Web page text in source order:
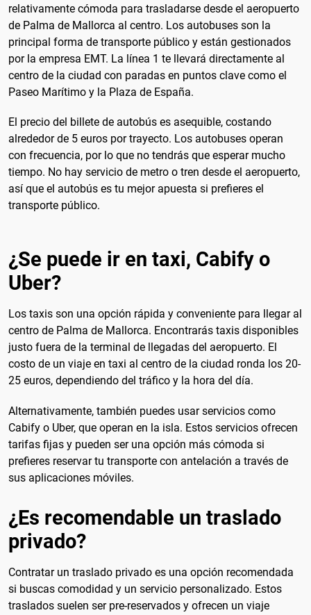
relativamente cómoda para trasladarse desde el aeropuerto
de Palma de Mallorca al centro. Los autobuses son la
principal forma de transporte público y están gestionados
por la empresa EMT. La línea 1 te llevará directamente al
centro de la ciudad con paradas en puntos clave como el
Paseo Marítimo y la Plaza de España.
El precio del billete de autobús es asequible, costando
alrededor de 5 euros por trayecto. Los autobuses operan
con frecuencia, por lo que no tendrás que esperar mucho
tiempo. No hay servicio de metro o tren desde el aeropuerto,
así que el autobús es tu mejor apuesta si prefieres el
transporte público.
¿Se puede ir en taxi, Cabify o
Uber?
Los taxis son una opción rápida y conveniente para llegar al
centro de Palma de Mallorca. Encontrarás taxis disponibles
justo fuera de la terminal de llegadas del aeropuerto. El
costo de un viaje en taxi al centro de la ciudad ronda los 20-
25 euros, dependiendo del tráfico y la hora del día.
Alternativamente, también puedes usar servicios como
Cabify o Uber, que operan en la isla. Estos servicios ofrecen
tarifas fijas y pueden ser una opción más cómoda si
prefieres reservar tu transporte con antelación a través de
sus aplicaciones móviles.
¿Es recomendable un traslado
privado?
Contratar un traslado privado es una opción recomendada
si buscas comodidad y un servicio personalizado. Estos
traslados suelen ser pre-reservados y ofrecen un viaje